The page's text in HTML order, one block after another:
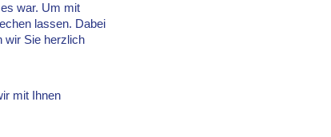
war. Um mit
lassen. Dabei
wir Sie herzlich
mit Ihnen